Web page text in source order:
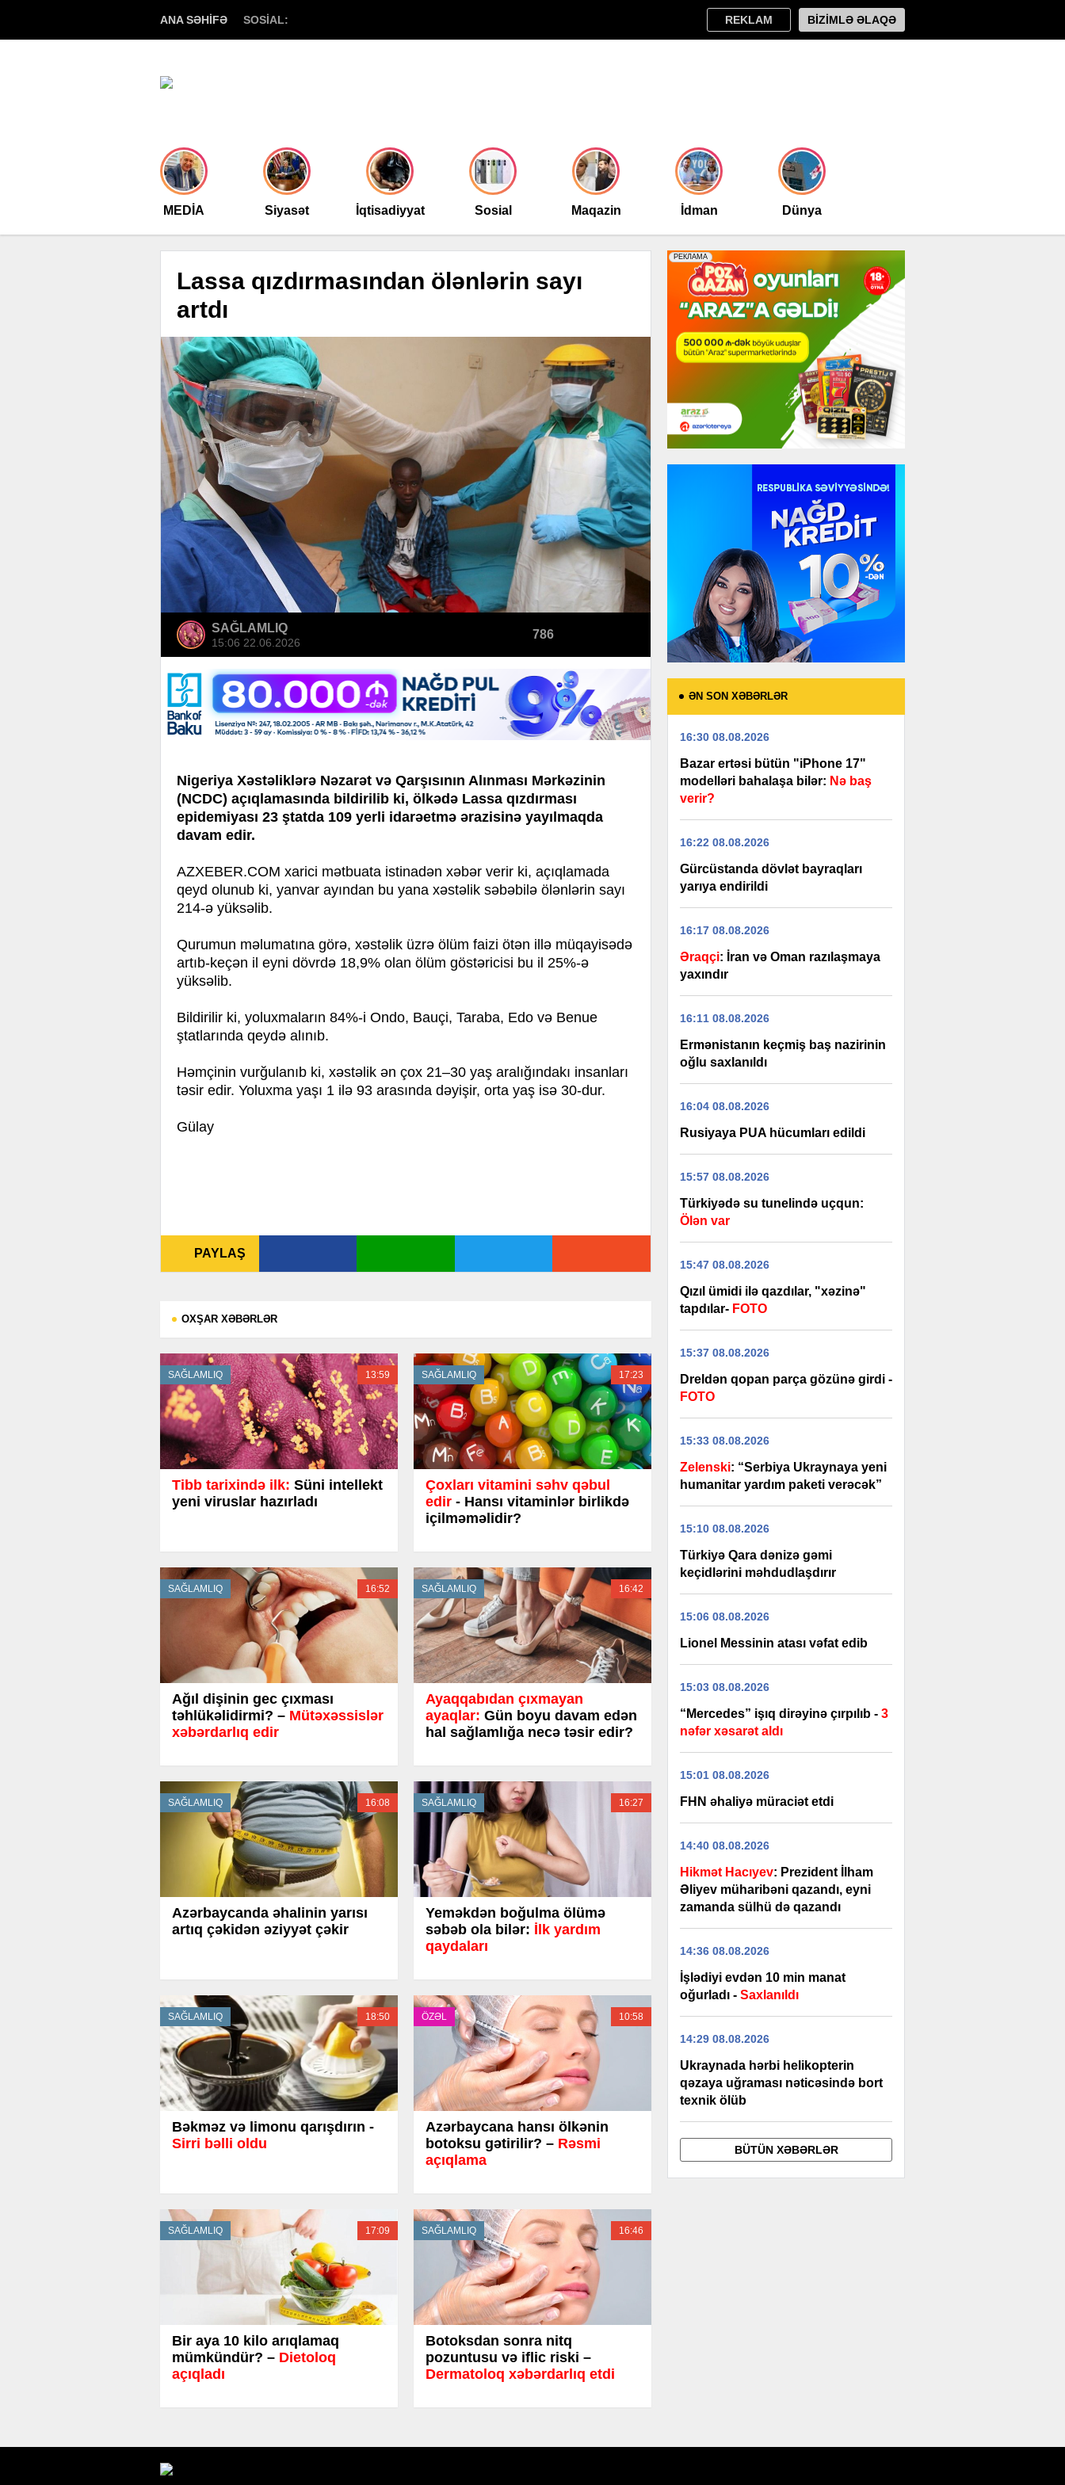
ANA SƏHİFƏ SOSİAL: REKLAM BİZİMLƏ ƏLAQƏ
MEDİA Siyasət İqtisadiyyat Sosial Maqazin İdman Dünya
Lassa qızdırmasından ölənlərin sayı
artdı
SAĞLAMLIQ
15:06 22.06.2026
786
Nigeriya Xəstəliklərə Nəzarət və Qarşısının Alınması Mərkəzinin
(NCDC) açıqlamasında bildirilib ki, ölkədə Lassa qızdırması
epidemiyası 23 ştatda 109 yerli idarəetmə ərazisinə yayılmaqda
davam edir.
AZXEBER.COM xarici mətbuata istinadən xəbər verir ki, açıqlamada
qeyd olunub ki, yanvar ayından bu yana xəstəlik səbəbilə ölənlərin sayı
214-ə yüksəlib.
Qurumun məlumatına görə, xəstəlik üzrə ölüm faizi ötən illə müqayisədə
artıb-keçən il eyni dövrdə 18,9% olan ölüm göstəricisi bu il 25%-ə
yüksəlib.
Bildirilir ki, yoluxmaların 84%-i Ondo, Bauçi, Taraba, Edo və Benue
ştatlarında qeydə alınıb.
Həmçinin vurğulanıb ki, xəstəlik ən çox 21–30 yaş aralığındakı insanları
təsir edir. Yoluxma yaşı 1 ilə 93 arasında dəyişir, orta yaş isə 30-dur.
Gülay
PAYLAŞ
OXŞAR XƏBƏRLƏR
SAĞLAMLIQ 13:59
Tibb tarixində ilk: Süni intellekt
yeni viruslar hazırladı
SAĞLAMLIQ 17:23
Çoxları vitamini səhv qəbul
edir - Hansı vitaminlər birlikdə
içilməməlidir?
SAĞLAMLIQ 16:52
Ağıl dişinin gec çıxması
təhlükəlidirmi? – Mütəxəssislər
xəbərdarlıq edir
SAĞLAMLIQ 16:42
Ayaqqabıdan çıxmayan
ayaqlar: Gün boyu davam edən
hal sağlamlığa necə təsir edir?
SAĞLAMLIQ 16:08
Azərbaycanda əhalinin yarısı
artıq çəkidən əziyyət çəkir
SAĞLAMLIQ 16:27
Yeməkdən boğulma ölümə
səbəb ola bilər: İlk yardım
qaydaları
SAĞLAMLIQ 18:50
Bəkməz və limonu qarışdırın -
Sirri bəlli oldu
ÖZƏL 10:58
Azərbaycana hansı ölkənin
botoksu gətirilir? – Rəsmi
açıqlama
SAĞLAMLIQ 17:09
Bir aya 10 kilo arıqlamaq
mümkündür? – Dietoloq
açıqladı
SAĞLAMLIQ 16:46
Botoksdan sonra nitq
pozuntusu və iflic riski –
Dermatoloq xəbərdarlıq etdi
ƏN SON XƏBƏRLƏR
16:30 08.08.2026
Bazar ertəsi bütün "iPhone 17"
modelləri bahalaşa bilər: Nə baş
verir?
16:22 08.08.2026
Gürcüstanda dövlət bayraqları
yarıya endirildi
16:17 08.08.2026
Əraqçi: İran və Oman razılaşmaya
yaxındır
16:11 08.08.2026
Ermənistanın keçmiş baş nazirinin
oğlu saxlanıldı
16:04 08.08.2026
Rusiyaya PUA hücumları edildi
15:57 08.08.2026
Türkiyədə su tunelində uçqun:
Ölən var
15:47 08.08.2026
Qızıl ümidi ilə qazdılar, "xəzinə"
tapdılar- FOTO
15:37 08.08.2026
Dreldən qopan parça gözünə girdi -
FOTO
15:33 08.08.2026
Zelenski: “Serbiya Ukraynaya yeni
humanitar yardım paketi verəcək”
15:10 08.08.2026
Türkiyə Qara dənizə gəmi
keçidlərini məhdudlaşdırır
15:06 08.08.2026
Lionel Messinin atası vəfat edib
15:03 08.08.2026
“Mercedes” işıq dirəyinə çırpılıb - 3
nəfər xəsarət aldı
15:01 08.08.2026
FHN əhaliyə müraciət etdi
14:40 08.08.2026
Hikmət Hacıyev: Prezident İlham
Əliyev müharibəni qazandı, eyni
zamanda sülhü də qazandı
14:36 08.08.2026
İşlədiyi evdən 10 min manat
oğurladı - Saxlanıldı
14:29 08.08.2026
Ukraynada hərbi helikopterin
qəzaya uğraması nəticəsində bort
texnik ölüb
BÜTÜN XƏBƏRLƏR